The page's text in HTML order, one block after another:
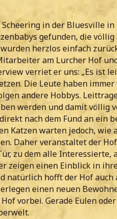
in der Bluesville
gefunden, die
herzlos einfach
am Lurcher Hof
verriet er uns: „Es ist
Die Leute haben
andere Hobbys.
werden und damit völlig
nach dem Fund an ein
Katzen warten jedoch, wie
Daher veranstaltet der
zu dem alle Interessierte,
zeigen einen Einblick in
natürlich hofft der Hof
einen neuen
vorbei. Gerade Eulen